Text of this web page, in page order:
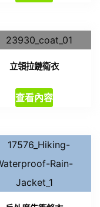
立領拉鏈衛衣
查看內容